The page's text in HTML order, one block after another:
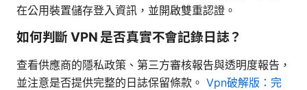
在公用裝置儲存登入資訊，並開啟雙重認證。
如何判斷 VPN 是否真實不會記錄日誌？
查看供應商的隱私政策、第三方審核報告與透明度報告，
並注意是否提供完整的日誌保留條款。 Vpn破解版：完